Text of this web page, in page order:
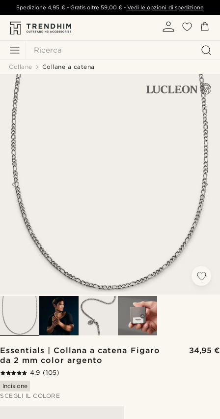
Ricerca
Spedizione4,95 €- Gratis oltre 59,00 € -Vedi le opzioni di spedizione
Collane Collane a catena
Essentials | Collana a catena Figaro
da 2 mm color argento
34,95 €
4.9 (105)
Incisione
SCEGLI IL COLORE